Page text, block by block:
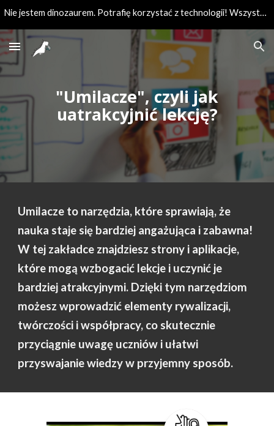
Nie jestem dinozaurem. Potrafię korzystać z technologii! Wszystkie zasoby przydatne podczas edukacji w jednym miejscu.
"Umilacze", czyli jak
uatrakcyjnić lekcję?
Umilacze to narzędzia, które sprawiają, że
nauka staje się bardziej angażująca i zabawna!
W tej zakładce znajdziesz strony i aplikacje,
które mogą wzbogacić lekcje i uczynić je
bardziej atrakcyjnymi. Dzięki tym narzędziom
możesz wprowadzić elementy rywalizacji,
twórczości i współpracy, co skutecznie
przyciągnie uwagę uczniów i ułatwi
przyswajanie wiedzy w przyjemny sposób.